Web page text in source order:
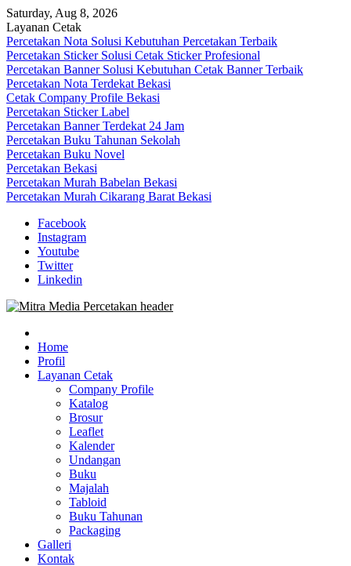
Skip
to
content
Saturday, Aug 8, 2026
Layanan Cetak
Percetakan Nota Solusi Kebutuhan Percetakan Terbaik
Percetakan Sticker Solusi Cetak Sticker Profesional
Percetakan Banner Solusi Kebutuhan Cetak Banner Terbaik
Percetakan Nota Terdekat Bekasi
Cetak Company Profile Bekasi
Percetakan Sticker Label
Percetakan Banner Terdekat 24 Jam
Percetakan Buku Tahunan Sekolah
Percetakan Buku Novel
Percetakan Bekasi
Percetakan Murah Babelan Bekasi
Percetakan Murah Cikarang Barat Bekasi
Facebook
Instagram
Youtube
Twitter
Linkedin
Mitra Media Percetakan Bekasi
0813-1670-6191
0813-1670-6191 (Call/WA) Perusahaan Tempat Alamat Jasa Pusat
Percetakan Bekasi Barat Timur Utara Selatan Murah 24 Jam
Home
Profil
Layanan Cetak
Company Profile
Katalog
Brosur
Leaflet
Kalender
Undangan
Buku
Majalah
Tabloid
Buku Tahunan
Packaging
Galleri
Kontak